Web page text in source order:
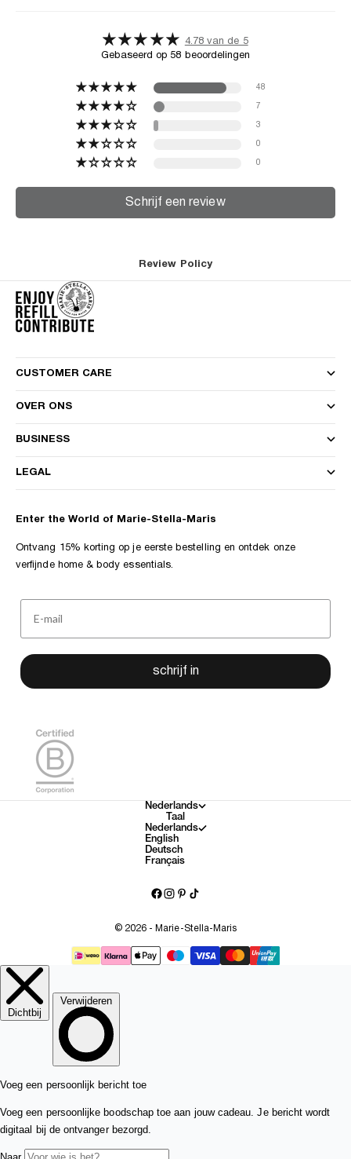
4.78 van de 5
Gebaseerd op 58 beoordelingen
48
7
3
0
0
Schrijf een review
Review Policy
CUSTOMER CARE
OVER ONS
BUSINESS
LEGAL
Enter the World of Marie-Stella-Maris
Ontvang 15% korting op je eerste bestelling en ontdek onze
verfijnde home & body essentials.
schrijf in
Nederlands
Taal
Nederlands
English
Deutsch
Français
© 2026 - Marie-Stella-Maris